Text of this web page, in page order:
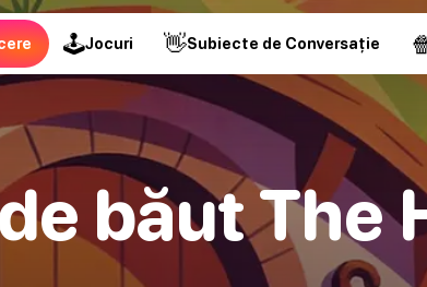
🕹Jocuri 👋Subiecte de Conversație
băut The